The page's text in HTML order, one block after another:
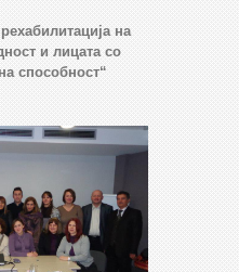
на
и лицата со
способност“